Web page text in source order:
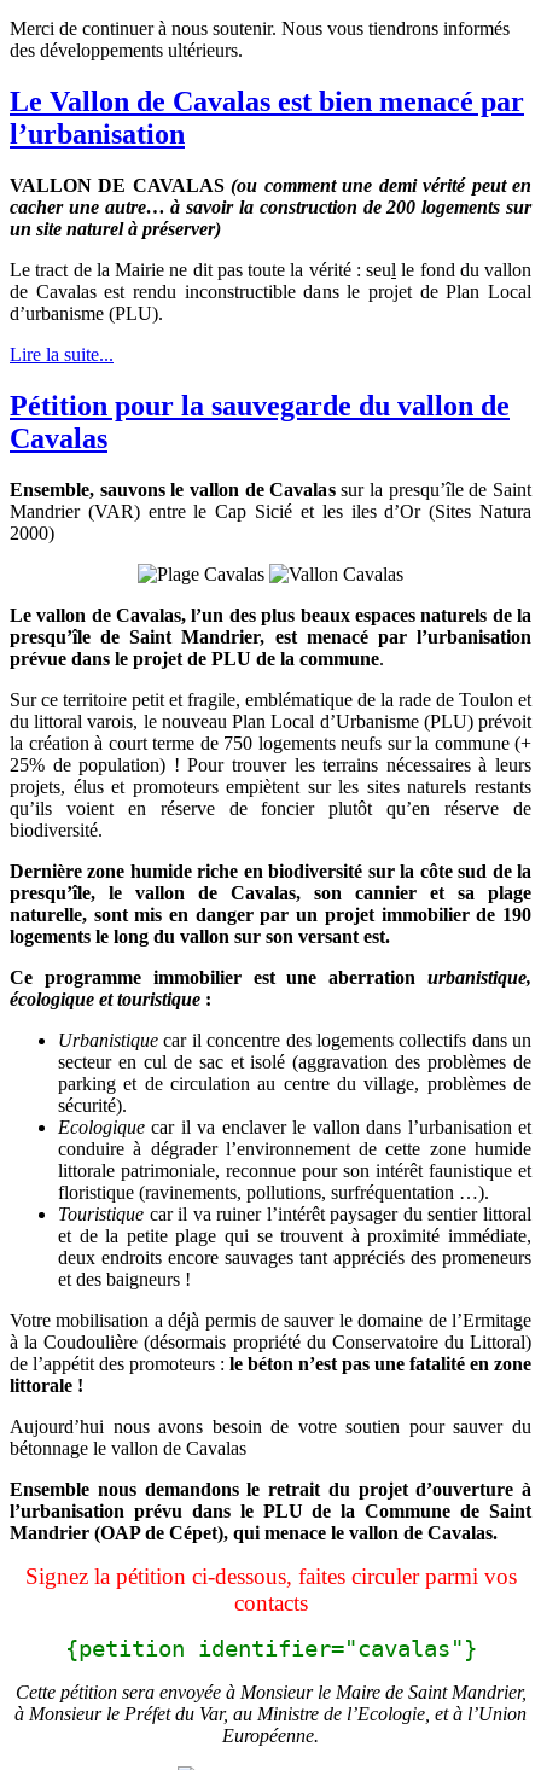
Merci de continuer à nous soutenir. Nous vous tiendrons informés
des développements ultérieurs.
Le Vallon de Cavalas est bien menacé par
l’urbanisation
VALLON DE CAVALAS(ou comment une demi vérité peut en
cacher une autre… à savoir la construction de 200 logements sur
un site naturel à préserver)
Le tract de la Mairie ne dit pas toute la vérité : seul le fond du vallon
de Cavalas est rendu inconstructible dans le projet de Plan Local
d’urbanisme (PLU).
Lire la suite...
Pétition pour la sauvegarde du vallon de
Cavalas
Ensemble, sauvons le vallon de Cavalassur la presqu’île de Saint
Mandrier (VAR) entre le Cap Sicié et les iles d’Or (Sites Natura
2000)
Le vallon de Cavalas, l’un des plus beaux espaces naturels de la
presqu’île de Saint Mandrier, est menacé par l’urbanisation
prévue dans le projet de PLU de la commune.
Sur ce territoire petit et fragile, emblématique de la rade de Toulon et
du littoral varois, le nouveau Plan Local d’Urbanisme (PLU) prévoit
la création à court terme de 750 logements neufs sur la commune (+
25% de population) ! Pour trouver les terrains nécessaires à leurs
projets, élus et promoteurs empiètent sur les sites naturels restants
qu’ils voient en réserve de foncier plutôt qu’en réserve de
biodiversité.
Dernière zone humide riche en biodiversité sur la côte sud de la
presqu’île, le vallon de Cavalas, son cannier et sa plage
naturelle, sont mis en danger par un projet immobilier de 190
logements le long du vallon sur son versant est.
Ce programme immobilier est une aberration urbanistique,
écologique et touristique :
Urbanistique car il concentre des logements collectifs dans un
secteur en cul de sac et isolé (aggravation des problèmes de
parking et de circulation au centre du village, problèmes de
sécurité).
Ecologique car il va enclaver le vallon dans l’urbanisation et
conduire à dégrader l’environnement de cette zone humide
littorale patrimoniale, reconnue pour son intérêt faunistique et
floristique (ravinements, pollutions, surfréquentation …).
Touristique car il va ruiner l’intérêt paysager du sentier littoral
et de la petite plage qui se trouvent à proximité immédiate,
deux endroits encore sauvages tant appréciés des promeneurs
et des baigneurs !
Votre mobilisation a déjà permis de sauver le domaine de l’Ermitage
à la Coudoulière (désormais propriété du Conservatoire du Littoral)
de l’appétit des promoteurs : le béton n’est pas une fatalité en zone
littorale !
Aujourd’hui nous avons besoin de votre soutien pour sauver du
bétonnage le vallon de Cavalas
Ensemble nous demandons le retrait du projet d’ouverture à
l’urbanisation prévu dans le PLU de la Commune de Saint
Mandrier (OAP de Cépet), qui menace le vallon de Cavalas.
Signez la pétition ci-dessous, faites circuler parmi vos
contacts
{petition identifier="cavalas"}
Cette pétition sera envoyée à Monsieur le Maire de Saint Mandrier,
à Monsieur le Préfet du Var, au Ministre de l’Ecologie, et à l’Union
Européenne.